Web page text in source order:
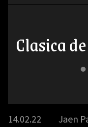
Clasica
14.02.22 Jaen